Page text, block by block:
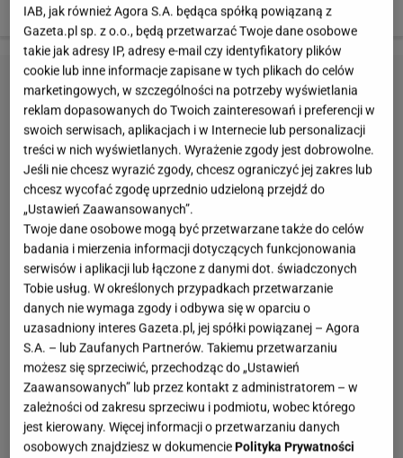
nawet 300 kalorii!
IAB, jak również Agora S.A. będąca spółką powiązaną z
Gazeta.pl sp. z o.o., będą przetwarzać Twoje dane osobowe
takie jak adresy IP, adresy e-mail czy identyfikatory plików
cookie lub inne informacje zapisane w tych plikach do celów
marketingowych, w szczególności na potrzeby wyświetlania
reklam dopasowanych do Twoich zainteresowań i preferencji w
swoich serwisach, aplikacjach i w Internecie lub personalizacji
treści w nich wyświetlanych. Wyrażenie zgody jest dobrowolne.
Jeśli nie chcesz wyrazić zgody, chcesz ograniczyć jej zakres lub
chcesz wycofać zgodę uprzednio udzieloną przejdź do
„Ustawień Zaawansowanych”.
Twoje dane osobowe mogą być przetwarzane także do celów
badania i mierzenia informacji dotyczących funkcjonowania
serwisów i aplikacji lub łączone z danymi dot. świadczonych
Tobie usług. W określonych przypadkach przetwarzanie
danych nie wymaga zgody i odbywa się w oparciu o
uzasadniony interes Gazeta.pl, jej spółki powiązanej – Agora
S.A. – lub Zaufanych Partnerów. Takiemu przetwarzaniu
możesz się sprzeciwić, przechodząc do „Ustawień
Zaawansowanych” lub przez kontakt z administratorem – w
zależności od zakresu sprzeciwu i podmiotu, wobec którego
jest kierowany. Więcej informacji o przetwarzaniu danych
osobowych znajdziesz w dokumenciePolityka Prywatności